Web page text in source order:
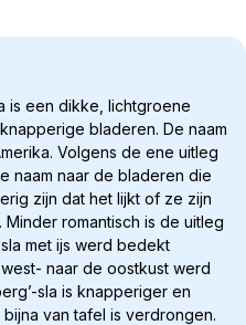
is een dikke, lichtgroene
bladeren. De naam
Volgens de ene uitleg
naam naar de bladeren die
zijn dat het lijkt of ze zijn
Minder romantisch is de uitleg
met ijs werd bedekt
naar de oostkust werd
sla is knapperiger en
van tafel is verdrongen.